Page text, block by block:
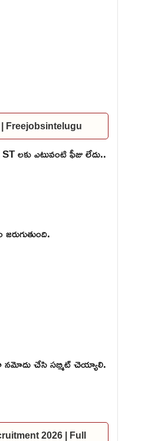
Freejobsintelugu
లకు ఎటువంటి ఫీజు లేదు..
నమోదు చేసి సబ్మిట్ చెయ్యాలి.
2026 | Full